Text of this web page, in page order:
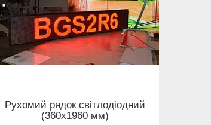
Рухомий рядок світлодіодний
(360х1960 мм)